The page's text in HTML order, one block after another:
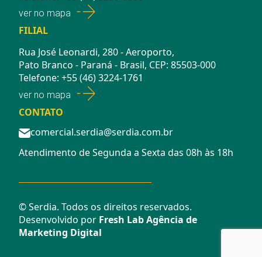
ver no mapa
FILIAL
Rua José Leonardi, 280 - Aeroporto,
Pato Branco - Paraná - Brasil, CEP: 85503-000
Telefone: +55 (46) 3224-1761
ver no mapa
CONTATO
comercial.serdia@serdia.com.br
Atendimento de Segunda a Sexta das 08h às 18h
©Serdia. Todos os direitos reservados.
Desenvolvido por Fresh Lab Agência de
Marketing Digital